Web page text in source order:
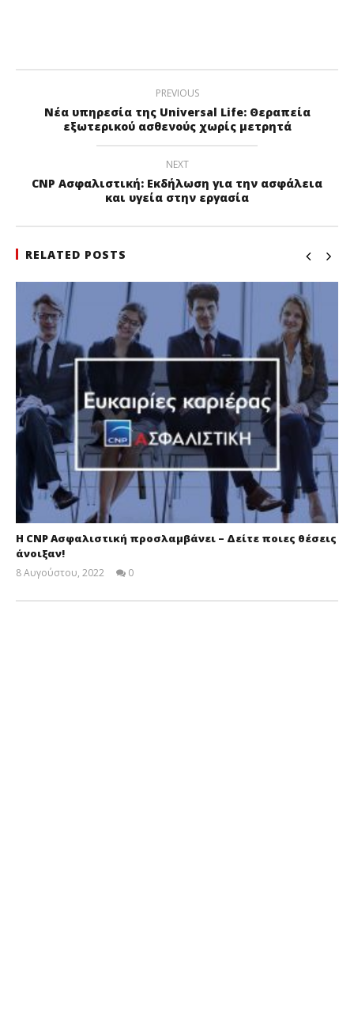
PREVIOUS
Νέα υπηρεσία της Universal Life: Θεραπεία
εξωτερικού ασθενούς χωρίς μετρητά
NEXT
CNP Ασφαλιστική: Εκδήλωση για την ασφάλεια
και υγεία στην εργασία
RELATED POSTS
Η CNP Ασφαλιστική προσλαμβάνει – Δείτε ποιες θέσεις
άνοιξαν!
8 Αυγούστου, 2022
Insurance
0